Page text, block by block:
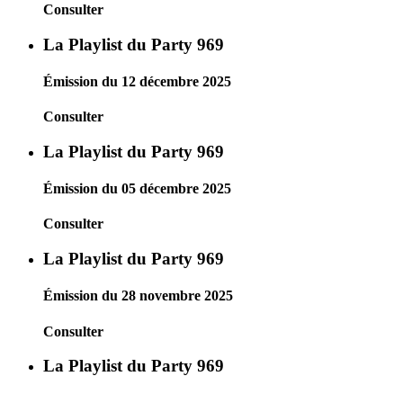
Consulter
La Playlist du Party 969
Émission du 12 décembre 2025
Consulter
La Playlist du Party 969
Émission du 05 décembre 2025
Consulter
La Playlist du Party 969
Émission du 28 novembre 2025
Consulter
La Playlist du Party 969